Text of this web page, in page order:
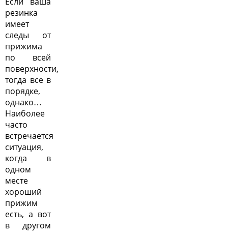
резинка
имеет
следы от
прижима
по всей
поверхности,
тогда все в
порядке,
однако…
Наиболее
часто
встречается
ситуация,
когда в
одном
месте
хороший
прижим
есть, а вот
в другом